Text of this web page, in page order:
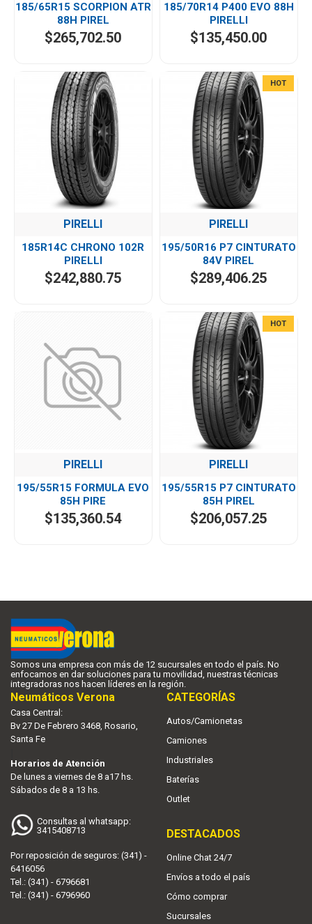
185/65R15 SCORPION ATR
88H PIREL
$265,702.50
185/70R14 P400 EVO 88H
PIRELLI
$135,450.00
PIRELLI
185R14C CHRONO 102R
PIRELLI
$242,880.75
HOT
PIRELLI
195/50R16 P7 CINTURATO
84V PIREL
$289,406.25
PIRELLI
195/55R15 FORMULA EVO
85H PIRE
$135,360.54
HOT
PIRELLI
195/55R15 P7 CINTURATO
85H PIREL
$206,057.25
Somos una empresa con más de 12 sucursales en todo el país. No
enfocamos en dar soluciones para tu movilidad, nuestras técnicas
integradoras nos hacen líderes en la región.
Neumáticos Verona
Casa Central:
Bv 27 De Febrero 3468, Rosario,
Santa Fe
Horarios de Atención
De lunes a viernes de 8 a17 hs.
Sábados de 8 a 13 hs.
Consultas al whatsapp:
3415408713
Por reposición de seguros: (341) -
6416056
Tel.: (341) - 6796681
Tel.: (341) - 6796960
CATEGORÍAS
Autos/Camionetas
Camiones
Industriales
Baterías
Outlet
DESTACADOS
Online Chat 24/7
Envíos a todo el país
Cómo comprar
Sucursales